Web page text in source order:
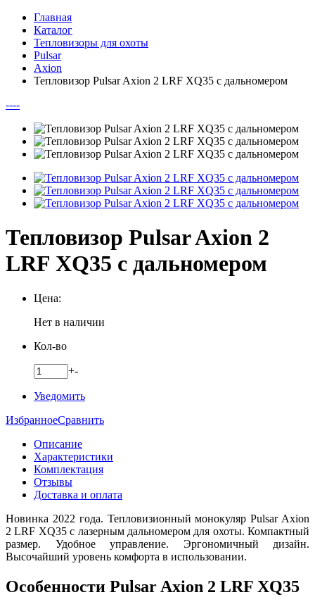
Главная
Каталог
Тепловизоры для охоты
Pulsar
Axion
Тепловизор Pulsar Axion 2 LRF XQ35 с дальномером
----
Тепловизор Pulsar Axion 2
LRF XQ35 с дальномером
Цена:
Нет в наличии
Кол-во
+-
Уведомить
ИзбранноеСравнить
Описание
Характеристики
Комплектация
Отзывы
Доставка и оплата
Новинка 2022 года. Тепловизионный монокулярPulsar Axion
2 LRF XQ35 с лазерным дальномером для охоты. Компактный
размер. Удобное управление. Эргономичный дизайн.
Высочайший уровень комфорта в использовании.
Особенности Pulsar Axion 2 LRF XQ35